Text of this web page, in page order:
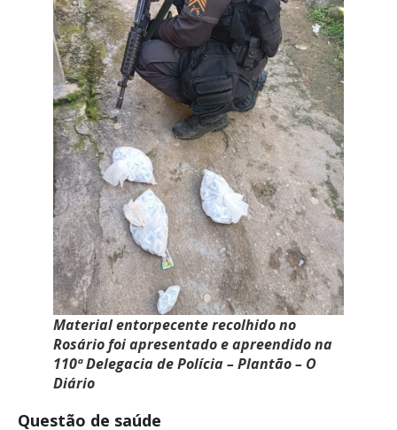
Material entorpecente recolhido no
Rosário foi apresentado e apreendido na
110ª Delegacia de Polícia – Plantão – O
Diário
Questão de saúde